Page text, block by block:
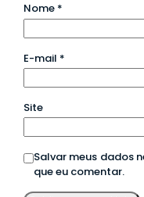
Nome *
E-mail *
Site
Salvar meus dados
que eu comentar.